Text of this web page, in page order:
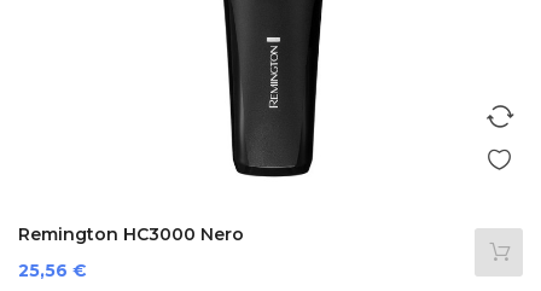
Remington HC3000 Nero
Prezzo
25,56 €